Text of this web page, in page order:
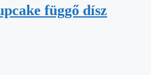
függő dísz